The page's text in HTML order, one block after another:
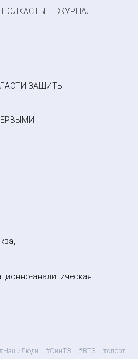
ПОДКАСТЫ ЖУРНАЛ
ЗАЩИТЫ
аналитическая
#СинТЗ #ВТЗ
#спорт